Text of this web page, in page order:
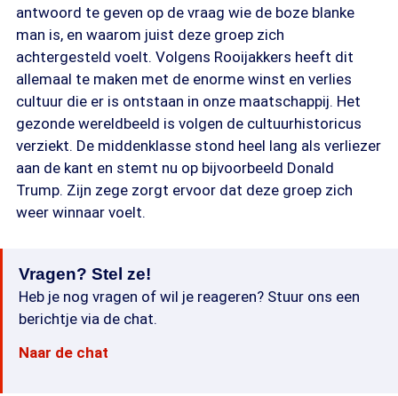
antwoord te geven op de vraag wie de boze blanke
man is, en waarom juist deze groep zich
achtergesteld voelt. Volgens Rooijakkers heeft dit
allemaal te maken met de enorme winst en verlies
cultuur die er is ontstaan in onze maatschappij. Het
gezonde wereldbeeld is volgen de cultuurhistoricus
verziekt. De middenklasse stond heel lang als verliezer
aan de kant en stemt nu op bijvoorbeeld Donald
Trump. Zijn zege zorgt ervoor dat deze groep zich
weer winnaar voelt.
Vragen? Stel ze!
Heb je nog vragen of wil je reageren? Stuur ons een
berichtje via de chat.
Naar de chat